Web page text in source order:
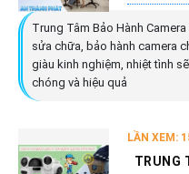
Trung Tâm Bảo Hành
sửa chữa, bảo hành camera
giàu kinh nghiệm, nhiệt tình
chóng và hiệu quả
LẦN XEM:
TRUNG